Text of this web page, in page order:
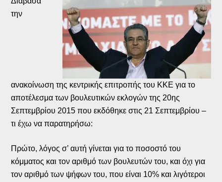
την
ανακοίνωση της κεντρικής επιτροπής του ΚΚΕ για το
αποτέλεσμα των βουλευτικών εκλογών της 20ης
Σεπτεμβρίου 2015 που εκδόθηκε στις 21 Σεπτεμβρίου –
τι έχω να παρατηρήσω:
Πρώτο, λόγος σ’ αυτή γίνεται για το ποσοστό του
κόμματος και τον αριθμό των βουλευτών του, και όχι για
τον αριθμό των ψήφων του, που είναι 10% και λιγότεροι